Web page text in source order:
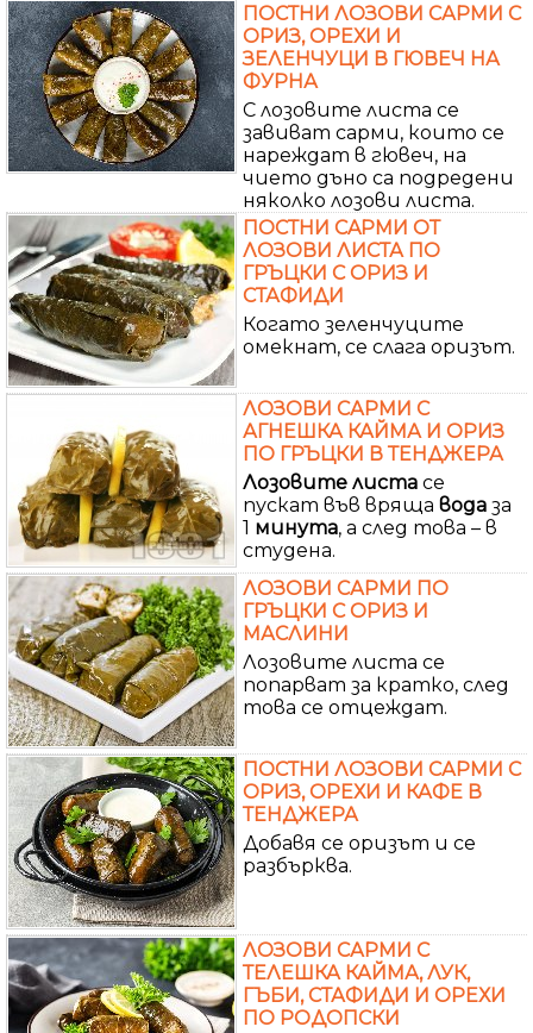
ПОСТНИ ЛОЗОВИ САРМИ С
ОРИЗ, ОРЕХИ И
ЗЕЛЕНЧУЦИ В ГЮВЕЧ НА
ФУРНА
С лозовите листа се
завиват сарми, които се
нареждат в гювеч, на
чието дъно са подредени
няколко лозови листа.
ПОСТНИ СAРМИ ОТ
ЛОЗОВИ ЛИСТА ПО
ГРЪЦКИ С ОРИЗ И
СТАФИДИ
Когато зеленчуците
омекнат, се слага оризът.
ЛОЗОВИ САРМИ С
АГНЕШКА КАЙМА И ОРИЗ
ПО ГРЪЦКИ В ТЕНДЖЕРА
Лозовите листа се
пускат във вряща вода за
1 минута, а след това – в
студена.
ЛОЗОВИ САРМИ ПО
ГРЪЦКИ С ОРИЗ И
МАСЛИНИ
Лозовите листа се
попарват за кратко, след
това се отцеждат.
ПОСТНИ ЛОЗОВИ САРМИ С
ОРИЗ, ОРЕХИ И КАФЕ В
ТЕНДЖЕРА
Добавя се оризът и се
разбърква.
ЛОЗОВИ САРМИ С
ТЕЛЕШКА КАЙМА, ЛУК,
ГЪБИ, СТАФИДИ И ОРЕХИ
ПО РОДОПСКИ